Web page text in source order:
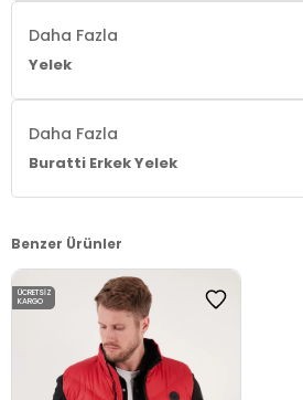
Daha Fazla
Yelek
Daha Fazla
Buratti Erkek Yelek
Benzer Ürünler
ÜCRETSIZ
KARGO